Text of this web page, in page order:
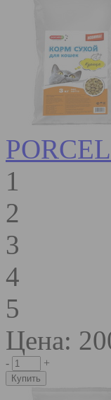
1
2
3
4
5
Цена:
- +